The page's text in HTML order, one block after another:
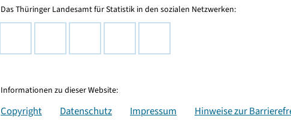
Das Thüringer Landesamt für Statistik in den sozialen Netzwerken:
Informationen zu dieser Website:
Copyright Datenschutz Impressum Hinweise zur